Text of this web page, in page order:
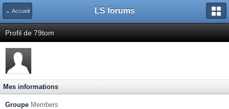
← Accueil LS forums
Profil de 79tom
Mes informations
Groupe Members